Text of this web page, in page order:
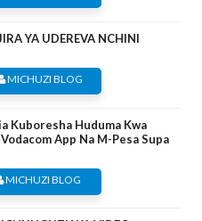
YA UDEREVA NCHINI
MICHUZI BLOG
Kuboresha Huduma Kwa
App Na M-Pesa Supa
MICHUZI BLOG